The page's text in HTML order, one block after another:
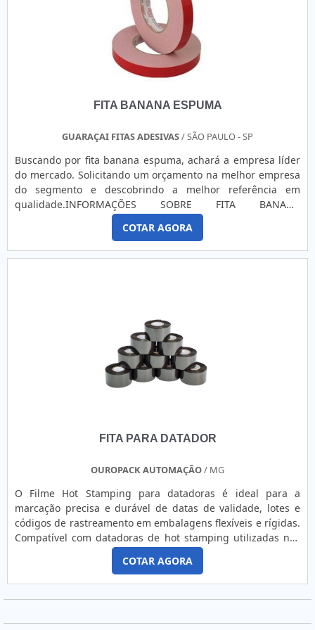
esses fatores, agregados a uma equipe técnica dedicada ao
desenvolvimento de bons produtos e colaboradores
eficientes, garantem uma entrega de excelência de ponta a
FITA BANANA ESPUMA
GUARAÇAI FITAS ADESIVAS/ SÃO PAULO - SP
Buscando por fita banana espuma, achará a empresa líder
do mercado. Solicitando um orçamento na melhor empresa
do segmento e descobrindo a melhor referência em
qualidade.INFORMAÇÕES SOBRE FITA BANANA
ESPUMAQuem está à procura de fita banana espuma em
uma empresa inovadora, descobre o site da Guaraçai Fitas
Adesivas. Disponibilizando para os clientes fita gomada e
fita dupla face 5mm, oferecendo o que há de melhor em
características simples, mas que mostram o
comprometimento da empresa com seus clientes.É
importante lembrar que o produto deve sempre ser
adquirido com empresas especializadas no segmento. Esse
tipo de cuidado ajuda a garantir a qualidade e durabilidade
desnecessários.Existem diversos motivos para a Guaraçai
em uma empresa que entrega confiança e serviços de
multidisciplinar de consultores associados; Profissionais
com vasta experiência na área de atuação; Equipe de alta
qualidade; Escritório de alta qualidade onde são realizadas
as atividades; Grande estoque de matéria prima;
Equipamentos de última geração. QUALIDADES E PONTOS
FORTES DA EMPRESASomente na Guaraçai Fitas Adesivas é
possível encontrar o que há de melhor em fita banana
espuma. Sempre de olho no mercado, traz novidades em
COTAR AGORA
FITA PARA DATADOR
OUROPACK AUTOMAÇÃO/ MG
O Filme Hot Stamping para datadoras é ideal para a
marcação precisa e durável de datas de validade, lotes e
códigos de rastreamento em embalagens flexíveis e rígidas.
Compatível com datadoras de hot stamping utilizadas nas
indústrias de alimentos, cosméticos e farmacêutica, oferece
excelente aderência e resistência à abrasão, sem falhas nas
impressões. Disponível nas cores preta ou branca, e nos
tamanhos 30mm, 35mm e 40mm. Proporciona uma
conformidade regulatória e rastreabilidade eficiente.
COTAR AGORA